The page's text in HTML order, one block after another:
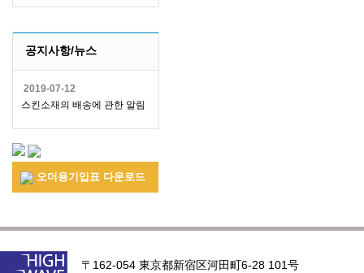
공지사항/뉴스
2019-07-12
스킨소재의 배송에 관한 알림
오더용기입표 다운로드
〒162-054 東京都新宿区河田町6-28 101号